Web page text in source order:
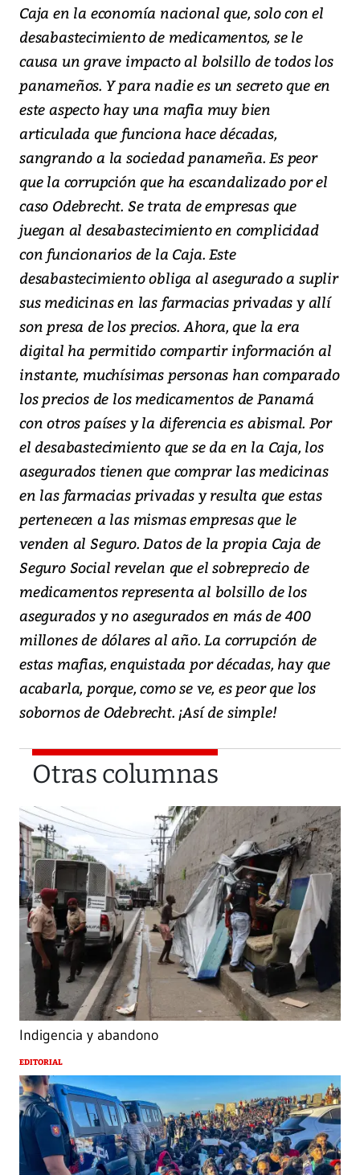
Caja en la economía nacional que, solo con el
desabastecimiento de medicamentos, se le
causa un grave impacto al bolsillo de todos los
panameños. Y para nadie es un secreto que en
este aspecto hay una mafia muy bien
articulada que funciona hace décadas,
sangrando a la sociedad panameña. Es peor
que la corrupción que ha escandalizado por el
caso Odebrecht. Se trata de empresas que
juegan al desabastecimiento en complicidad
con funcionarios de la Caja. Este
desabastecimiento obliga al asegurado a suplir
sus medicinas en las farmacias privadas y allí
son presa de los precios. Ahora, que la era
digital ha permitido compartir información al
instante, muchísimas personas han comparado
los precios de los medicamentos de Panamá
con otros países y la diferencia es abismal. Por
el desabastecimiento que se da en la Caja, los
asegurados tienen que comprar las medicinas
en las farmacias privadas y resulta que estas
pertenecen a las mismas empresas que le
venden al Seguro. Datos de la propia Caja de
Seguro Social revelan que el sobreprecio de
medicamentos representa al bolsillo de los
asegurados y no asegurados en más de 400
millones de dólares al año. La corrupción de
estas mafias, enquistada por décadas, hay que
acabarla, porque, como se ve, es peor que los
sobornos de Odebrecht. ¡Así de simple!
Otras columnas
Indigencia y abandono
EDITORIAL